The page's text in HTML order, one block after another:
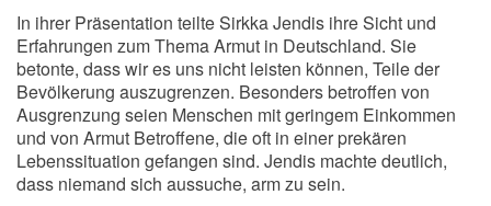
In ihrer Präsentation teilte Sirkka Jendis ihre Sicht und
Erfahrungen zum Thema Armut in Deutschland. Sie
betonte, dass wir es uns nicht leisten können, Teile der
Bevölkerung auszugrenzen. Besonders betroffen von
Ausgrenzung seien Menschen mit geringem Einkommen
und von Armut Betroffene, die oft in einer prekären
Lebenssituation gefangen sind. Jendis machte deutlich,
dass niemand sich aussuche, arm zu sein.